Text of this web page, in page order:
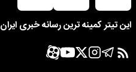
این تیتر کمینه ترین رسانه خبری ایران